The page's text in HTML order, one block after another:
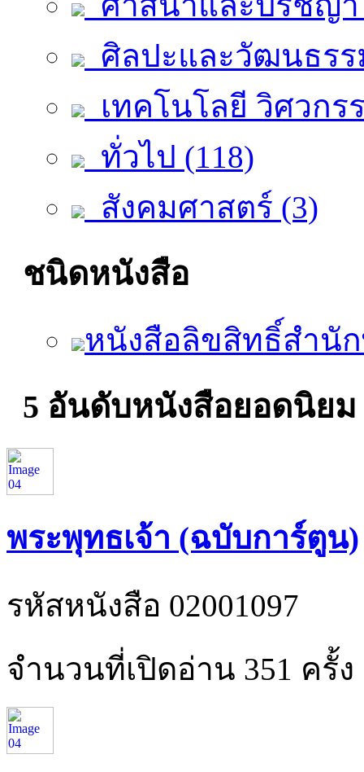
ศิลปะและวัฒนธรร
เทคโนโลยี วิศวกร
ทั่วไป (118)
สังคมศาสตร์ (3)
ชนิดหนังสือ
หนังสือลิขสิทธิ์สำนั
5 อันดับหนังสือยอดนิยม
พระพุทธเจ้า (ฉบับการ์ตูน)
รหัสหนังสือ 02001097
จำนวนที่เปิดอ่าน 351 ครั้ง